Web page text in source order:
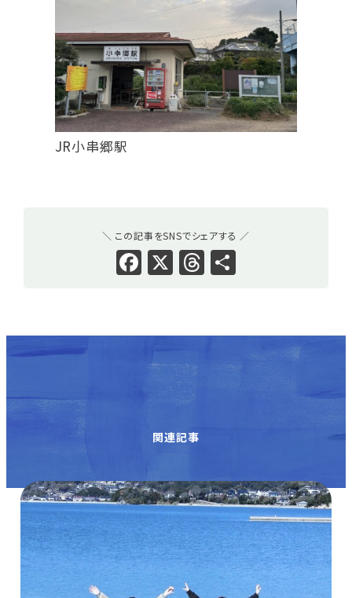
JR小串郷駅
＼ この記事をSNSでシェアする ／
Facebook
X Threads
共
関連記事